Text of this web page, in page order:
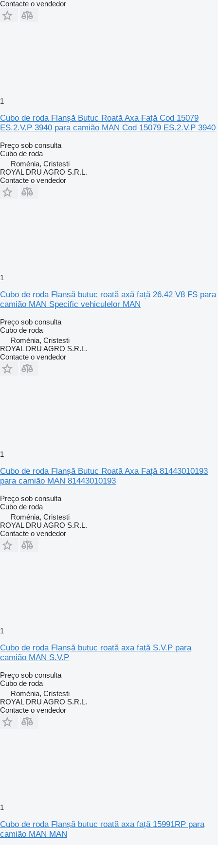
Contacte o vendedor
1
Cubo de roda Flanșă Butuc Roată Axa Față Cod 15079
ES.2.V.P 3940 para camião MAN Cod 15079 ES.2.V.P 3940
Preço sob consulta
Cubo de roda
Roménia, Cristesti
ROYAL DRU AGRO S.R.L.
Contacte o vendedor
1
Cubo de roda Flanșă butuc roată axă față 26.42 V8 FS para
camião MAN Specific vehiculelor MAN
Preço sob consulta
Cubo de roda
Roménia, Cristesti
ROYAL DRU AGRO S.R.L.
Contacte o vendedor
1
Cubo de roda Flanșă Butuc Roată Axa Față 81443010193
para camião MAN 81443010193
Preço sob consulta
Cubo de roda
Roménia, Cristesti
ROYAL DRU AGRO S.R.L.
Contacte o vendedor
1
Cubo de roda Flanșă butuc roată axa față S.V.P para
camião MAN S.V.P
Preço sob consulta
Cubo de roda
Roménia, Cristesti
ROYAL DRU AGRO S.R.L.
Contacte o vendedor
1
Cubo de roda Flanșă butuc roată axa față 15991RP para
camião MAN MAN